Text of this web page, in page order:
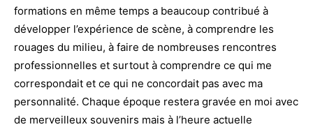
formations en même temps a beaucoup contribué à
développer l’expérience de scène, à comprendre les
rouages du milieu, à faire de nombreuses rencontres
professionnelles et surtout à comprendre ce qui me
correspondait et ce qui ne concordait pas avec ma
personnalité. Chaque époque restera gravée en moi avec
de merveilleux souvenirs mais à l’heure actuelle